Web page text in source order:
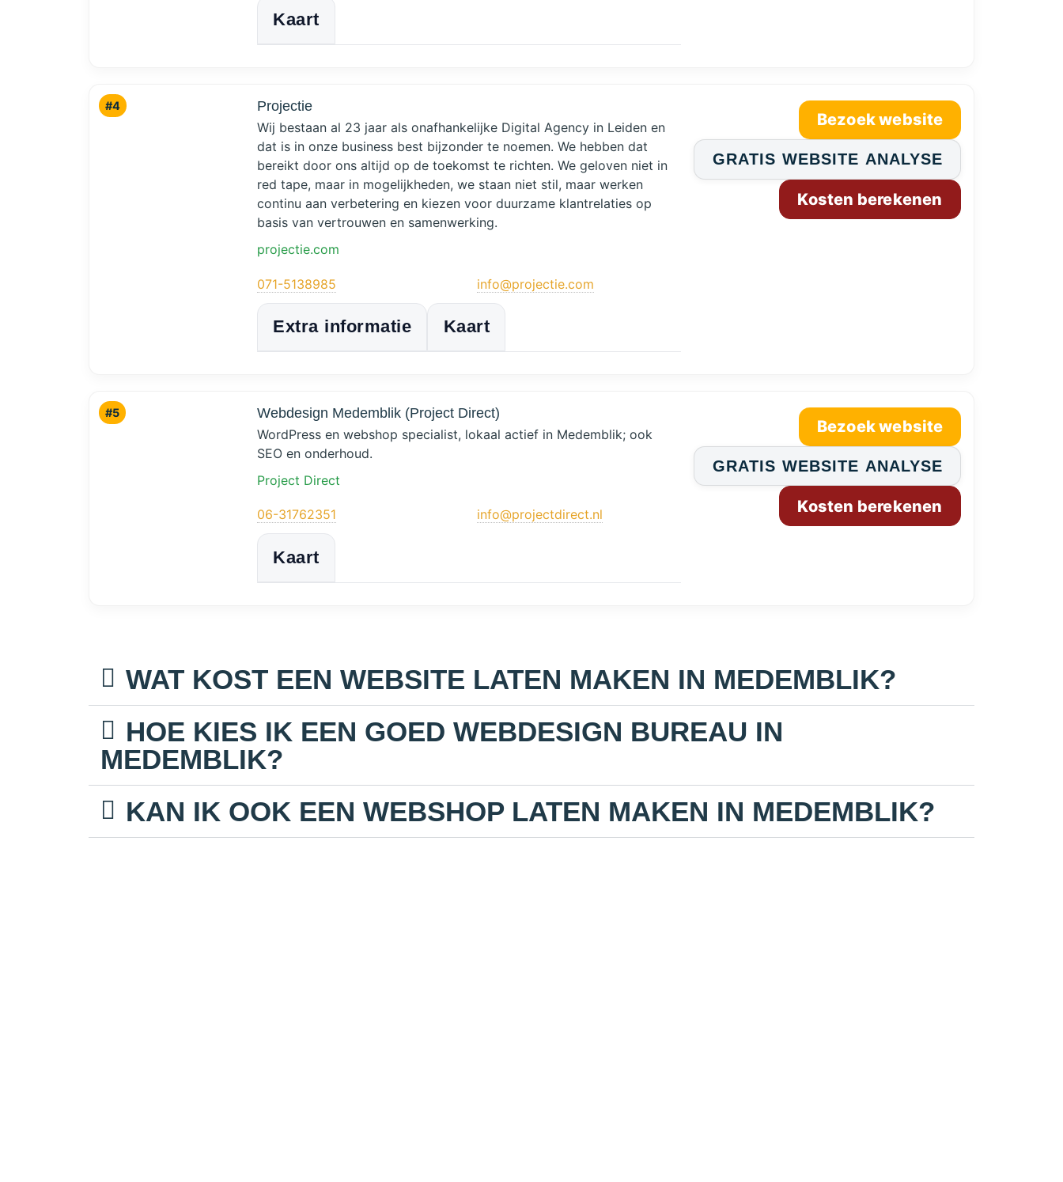
Kaart
#4 Projectie
Wij bestaan al 23 jaar als onafhankelijke Digital Agency in Leiden en
dat is in onze business best bijzonder te noemen. We hebben dat
bereikt door ons altijd op de toekomst te richten. We geloven niet in
red tape, maar in mogelijkheden, we staan niet stil, maar werken
continu aan verbetering en kiezen voor duurzame klantrelaties op
basis van vertrouwen en samenwerking.
projectie.com
071-5138985 info@projectie.com
Extra informatie Kaart
Bezoek website
GRATIS WEBSITE ANALYSE
Kosten berekenen
#5 Webdesign Medemblik (Project Direct)
WordPress en webshop specialist, lokaal actief in Medemblik; ook
SEO en onderhoud.
Project Direct
06-31762351 info@projectdirect.nl
Kaart
Bezoek website
GRATIS WEBSITE ANALYSE
Kosten berekenen
WAT KOST EEN WEBSITE LATEN MAKEN IN MEDEMBLIK?
HOE KIES IK EEN GOED WEBDESIGN BUREAU IN
MEDEMBLIK?
KAN IK OOK EEN WEBSHOP LATEN MAKEN IN MEDEMBLIK?